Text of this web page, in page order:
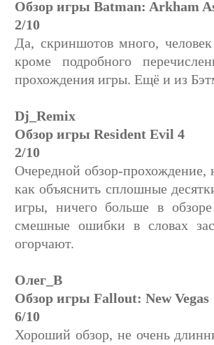
Обзор игры Batman: Arkham
2/10
Да, скриншотов много,
кроме подробного
прохождения игры. Ещё и из
Dj_Remix
Обзор игры Resident Evil 4
2/10
Очередной обзор-
как объяснить сплошные
игры, ничего больше в
смешные ошибки в словах
огорчают.
Олег_В
Обзор игры Fallout: New Vegas
6/10
Хороший обзор, не очень